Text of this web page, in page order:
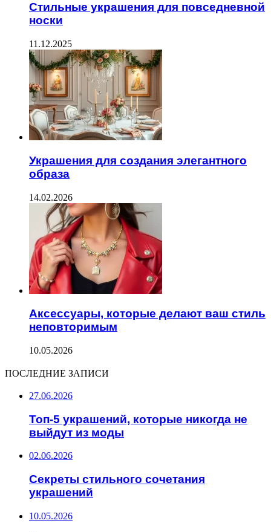
Стильные украшения для повседневной
носки
11.12.2025
Украшения для создания элегантного
образа
14.02.2026
Аксессуары, которые делают ваш стиль
неповторимым
10.05.2026
ПОСЛЕДНИЕ ЗАПИСИ
27.06.2026
Топ-5 украшений, которые никогда не
выйдут из моды
02.06.2026
Секреты стильного сочетания
украшений
10.05.2026